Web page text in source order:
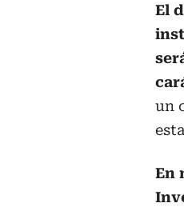
El
un
En